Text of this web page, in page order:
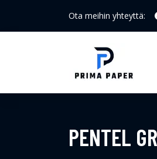
Ota meihin yhteyttä:
PENTEL